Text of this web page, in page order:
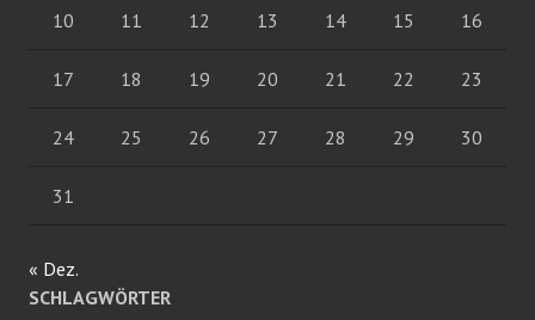
10 11 12 13 14 15 16
17 18 19 20 21 22 23
24 25 26 27 28 29 30
31
« Dez.
SCHLAGWÖRTER